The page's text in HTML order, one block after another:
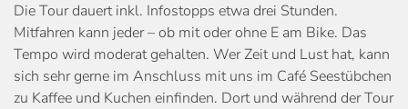
Die Tour dauert inkl. Infostopps etwa drei Stunden.
Mitfahren kann jeder – ob mit oder ohne E am Bike. Das
Tempo wird moderat gehalten. Wer Zeit und Lust hat, kann
sich sehr gerne im Anschluss mit uns im Café Seestübchen
zu Kaffee und Kuchen einfinden. Dort und während der Tour